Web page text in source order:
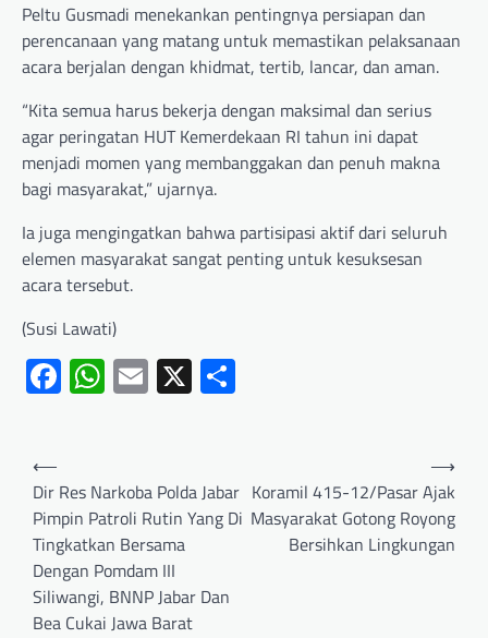
Peltu Gusmadi menekankan pentingnya persiapan dan
perencanaan yang matang untuk memastikan pelaksanaan
acara berjalan dengan khidmat, tertib, lancar, dan aman.
“Kita semua harus bekerja dengan maksimal dan serius
agar peringatan HUT Kemerdekaan RI tahun ini dapat
menjadi momen yang membanggakan dan penuh makna
bagi masyarakat,” ujarnya.
Ia juga mengingatkan bahwa partisipasi aktif dari seluruh
elemen masyarakat sangat penting untuk kesuksesan
acara tersebut.
(Susi Lawati)
Facebook
WhatsApp
Email
X
⟵
Dir Res Narkoba Polda Jabar
Pimpin Patroli Rutin Yang Di
Tingkatkan Bersama
Dengan Pomdam III
Siliwangi, BNNP Jabar Dan
Bea Cukai Jawa Barat
Koramil 415-12/Pasar Ajak
Masyarakat Gotong Royong
Bersihkan Lingkungan
⟶